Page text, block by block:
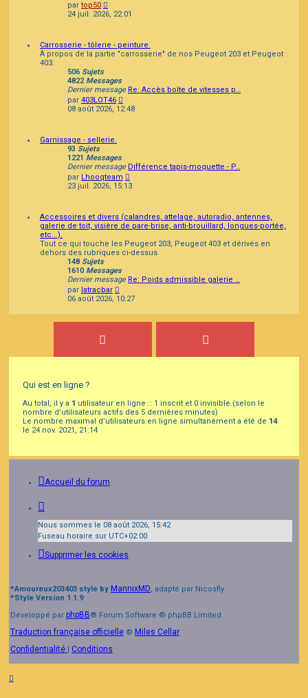
par top50
le
dernier
24 juil. 2026, 22:01
Carrosserie - tôlerie - peinture.
À propos de la partie "carrosserie" de nos Peugeot 203 et Peugeot
403.
506 Sujets
4822Messages
Dernier message Re: Accès boîte de vitesses p…
par 403LOT46
le
08 août 2026, 12:48
Garnissage - sellerie.
93 Sujets
1221 Messages
Dernier message Différence tapis-moquette - P…
par Lhooqteam
le
23 juil. 2026, 15:13
Accessoires et divers (calandres, attelage, autoradio, antennes,
galerie de toit, visière de pare-brise, anti-brouillard, longues-portée,
etc...).
Tout ce qui touche les Peugeot 203, Peugeot 403 et dérivés en
dehors des rubriques ci-dessus.
148 Sujets
1610Messages
Dernier message Re: Poids admissible galerie …
par latracbar
le
message
06 août 2026, 10:27
Qui est en ligne ?
Au total, il y a 1 utilisateur en ligne :: 1 inscrit et 0 invisible (selon le
nombre d’utilisateurs actifs des 5 dernières minutes)
Le nombre maximal d’utilisateurs en ligne simultanément a été de 14
le 24 nov. 2021, 21:14
Accueil du forum
Nous sommes le 08 août 2026, 15:42
Fuseau horaire sur UTC+02:00
Supprimer les cookies
*Amoureux203403 style by MannixMD, adapté par Nicosfly
*Style Version 1.1.9
Développé par phpBB® Forum Software © phpBB Limited
Traduction française officielle © Miles Cellar
Confidentialité | Conditions